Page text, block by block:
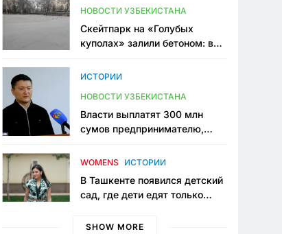
НОВОСТИ УЗБЕКИСТАНА
Скейтпарк на «Голубых
куполах» залили бетоном: в
одно общественное
ИСТОРИИ
НОВОСТИ УЗБЕКИСТАНА
Власти выплатят 300 млн
сумов предпринимателю,
тюрьме по незаконному
WOMENS ИСТОРИИ
В Ташкенте появился детский
сад, где дети едят только
мама, которая устала просить
SHOW MORE